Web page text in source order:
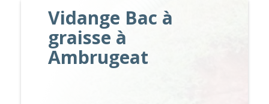
Vidange Bac à
graisse à
Ambrugeat